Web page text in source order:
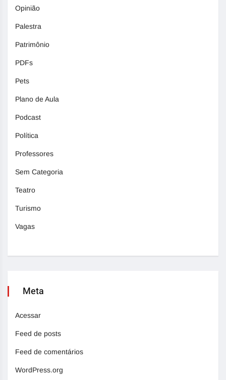
Opinião
Palestra
Patrimônio
PDFs
Pets
Plano de Aula
Podcast
Política
Professores
Sem Categoria
Teatro
Turismo
Vagas
Meta
Acessar
Feed de posts
Feed de comentários
WordPress.org